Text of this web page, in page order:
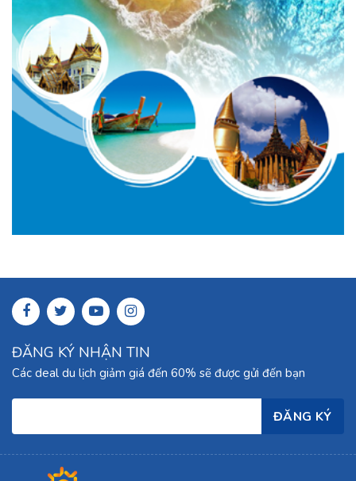
ĐĂNG KÝ NHẬN TIN
Các deal du lịch giảm giá đến 60% sẽ được gửi đến bạn